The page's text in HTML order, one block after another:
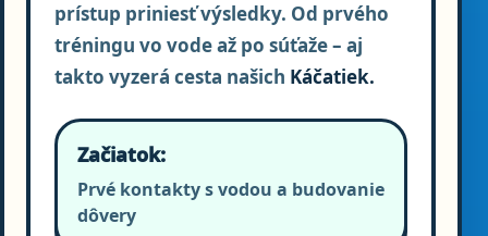
prístup priniesť výsledky. Od prvého
tréningu vo vode až po súťaže – aj
takto vyzerá cesta našich Káčatiek.
Začiatok:
Prvé kontakty s vodou a budovanie
dôvery